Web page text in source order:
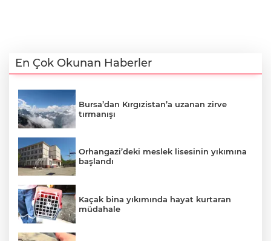
En Çok Okunan Haberler
Bursa’dan Kırgızistan’a uzanan zirve
tırmanışı
Orhangazi’deki meslek lisesinin yıkımına
başlandı
Kaçak bina yıkımında hayat kurtaran
müdahale